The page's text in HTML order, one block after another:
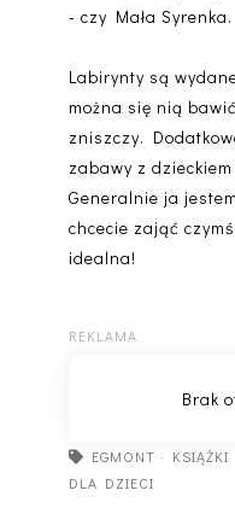
- czy Mała Syrenka.
Labirynty są
można się nią
zniszczy.
zabawy z
Generalnie ja
chcecie zająć
idealna!
EGMONT · KSIĄŻKI
DLA DZIECI